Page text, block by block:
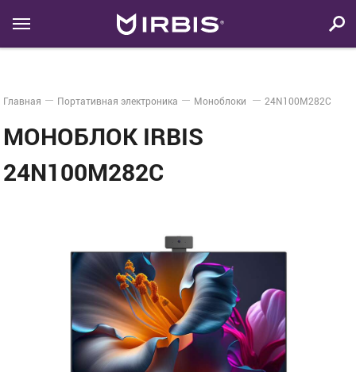
Главная Портативная электроника Моноблоки 24N100M282C
МОНОБЛОК IRBIS
24N100M282C